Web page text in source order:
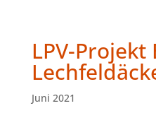
LPV-Projekt
Juni 2021